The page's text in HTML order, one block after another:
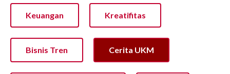
Keuangan Kreatifitas
Bisnis Tren Cerita UKM